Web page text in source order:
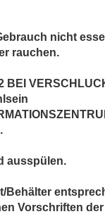
nicht
rauchen.
BEI
ausspülen.
Behälter
Vorschriften der